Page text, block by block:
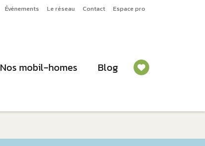
Événements Le réseau Contact Espace pro
Nos mobil-homes Blog